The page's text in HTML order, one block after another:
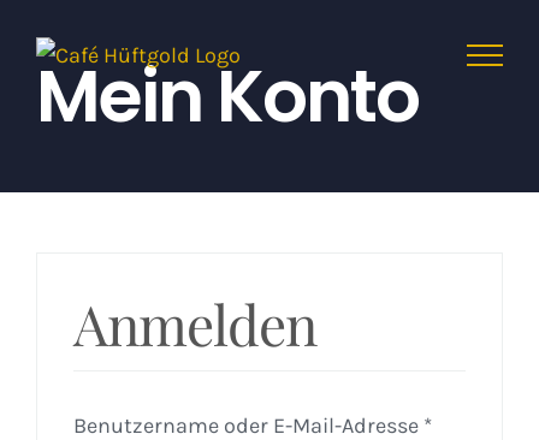
Inhalt
springenMein Konto
Anmelden
Benutzername oder E-Mail-Adresse *